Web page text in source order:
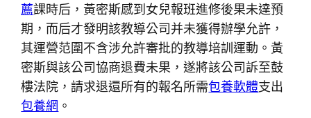
薦課時后，黃密斯感到女兒報班進修後果未達預
期，而后才發明該教導公司并未獲得辦學允許，
其運營范圍不含涉允許審批的教導培訓運動。黃
密斯與該公司協商退費未果，遂將該公司訴至鼓
樓法院，請求退還所有的報名所需包養軟體支出
包養網 。